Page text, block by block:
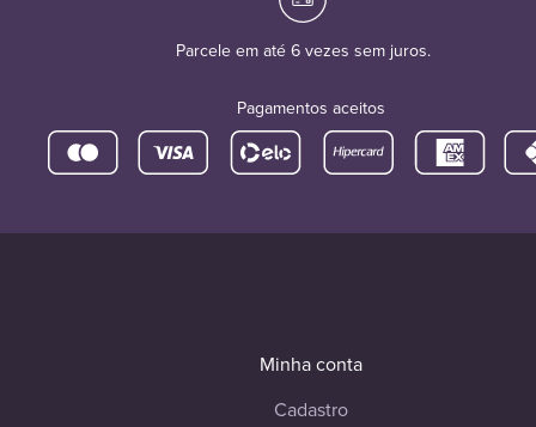
Parcele em até 6 vezes sem juros.
Pagamentos aceitos
Minha conta
Cadastro